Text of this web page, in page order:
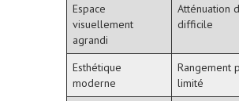
Espace
visuellement
agrandi
Atténuation
difficile
Esthétique
moderne
Rangement
limité